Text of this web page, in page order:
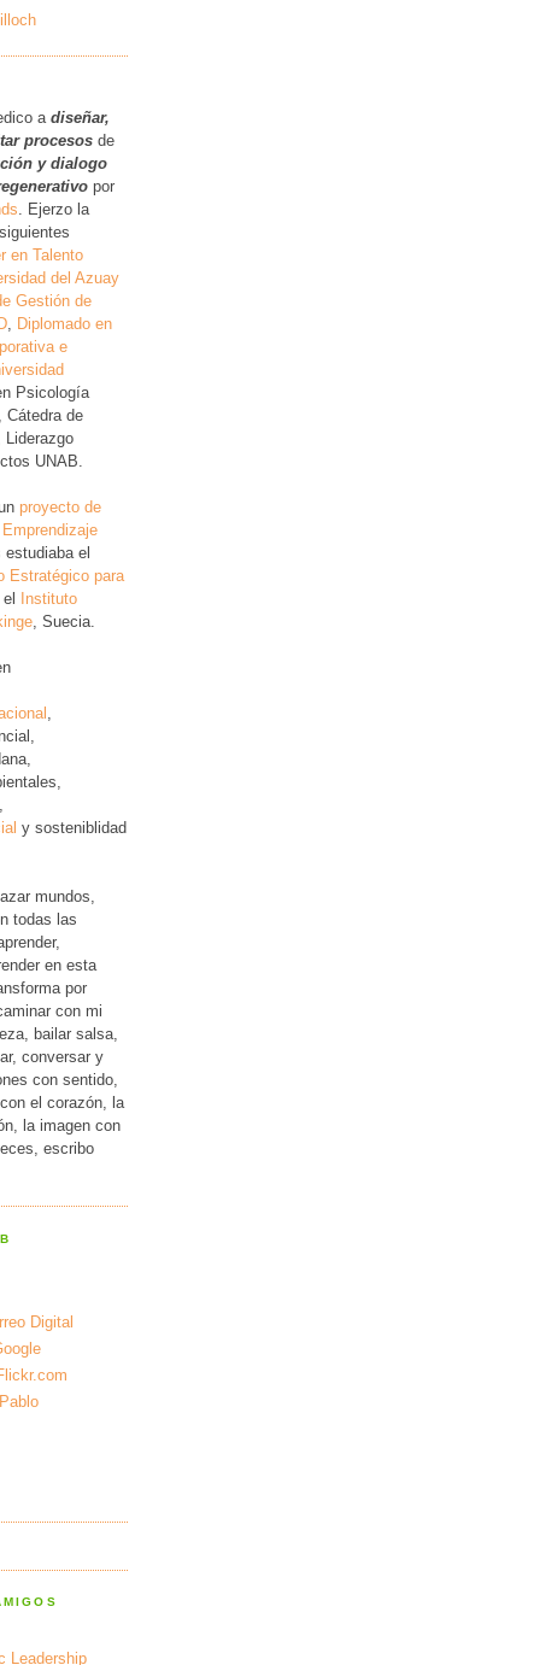
a diseñar,
procesos de
y dialogo
por
. Ejerzo la
en Talento
del Azuay
Gestión de
Diplomado en
e
Psicología
Cátedra de
Liderazgo
UNAB.
proyecto de
estudiaba el
Estratégico para
el Instituto
, Suecia.
y sosteniblidad
mundos,
todas las
en esta
por
con mi
bailar salsa,
conversar y
con sentido,
el corazón, la
la imagen con
escribo
Digital
Leadership